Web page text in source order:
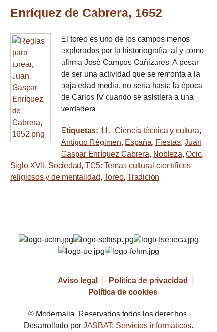
Enríquez de Cabrera, 1652
El toreo es uno de los campos menos
explorados por la historiografía tal y como
afirma José Campos Cañizares. A pesar
de ser una actividad que se remonta a la
baja edad media, no sería hasta la época
de Carlos IV cuando se asistiera a una
verdadera…
Etiquetas: 11.- Ciencia técnica y cultura,
Antiguo Régimen, España, Fiestas, Juán
Gaspar Enríquez Cabrera, Nobleza, Ocio,
Siglo XVII , Sociedad, TC5: Temas cultural-científicos
religiosos y de mentalidad, Toreo, Tradición
Aviso legal
Política de privacidad
Política de cookies
© Modernalia. Reservados todos los derechos.
Desarrollado por JASBAT: Servicios informáticos.